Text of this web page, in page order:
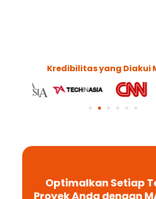
Kredibilitas yang Diakui
Optimalkan Setiap
Proyek Anda dengan